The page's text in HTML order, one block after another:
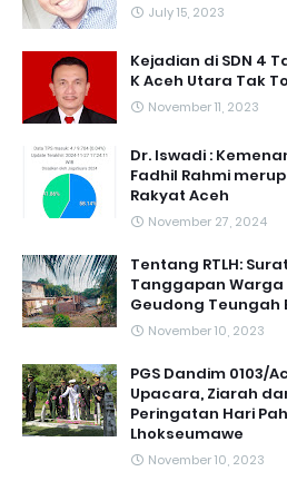
July 15, 2023
Kejadian di SDN 4
K Aceh Utara Tak
November 11, 2023
Dr. Iswadi :
Fadhil Rahmi
Rakyat Aceh
November 27, 2024
Tentang RTLH:
Tanggapan Warga
Geudong Teungah
November 10, 2023
PGS Dandim 0103/
Upacara, Ziarah
Peringatan Hari
Lhokseumawe
November 10, 2023